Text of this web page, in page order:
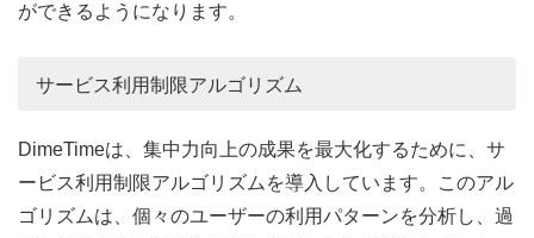
ができるようになります。
サービス利用制限アルゴリズム
DimeTimeは、集中力向上の成果を最大化するために、サ
ービス利用制限アルゴリズムを導入しています。このアル
ゴリズムは、個々のユーザーの利用パターンを分析し、過